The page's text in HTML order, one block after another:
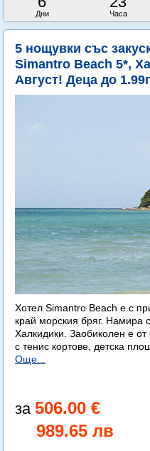
Дни Часа
5 нощувки със
Simantro Beach 5*,
Август! Деца до
Хотел Simantro Beach е с
край морския бряг. Намира
Халкидики. Заобиколен е
с тенис кортове, детска
Още...
506.00 €
989.65 лв